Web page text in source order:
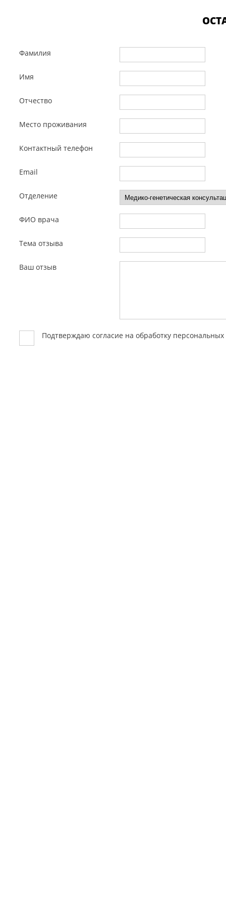
Фамилия
Имя
Отчество
Место проживания
Контактный телефон
Email
Отделение
ФИО врача
Тема отзыва
Ваш отзыв
Подтверждаю согласие на обработку